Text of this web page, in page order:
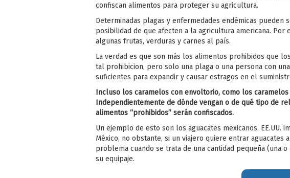
confiscan alimentos para proteger su agricultura.
Determinadas plagas y enfermedades endémicas pueden
posibilidad de que afecten a la agricultura americana. Por
algunas frutas, verduras y carnes al país.
La verdad es que son más los alimentos prohibidos que
tal prohibicion, pero solo una plaga o una persona con
suficientes para expandir y causar estragos en el
Incluso los caramelos con envoltorio, como los caramelos
Independientemente de dónde vengan o de qué tipo de
alimentos “prohibidos” serán confiscados.
Un ejemplo de esto son los aguacates mexicanos. EE.UU.
México, no obstante, si un viajero quiere entrar aguacates
problema cuando se trata de una cantidad pequeña (una
su equipaje.